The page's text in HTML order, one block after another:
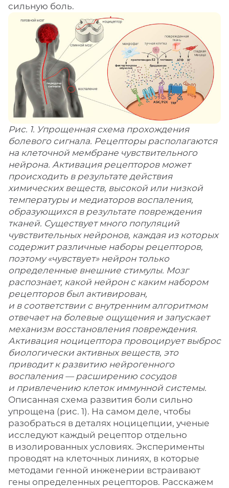
сильную боль.
Рис. 1. Упрощенная схема прохождения
болевого сигнала. Рецепторы располагаются
на клеточной мембране чувствительного
нейрона. Активация рецепторов может
происходить в результате действия
химических веществ, высокой или низкой
температуры и медиаторов воспаления,
образующихся в результате повреждения
тканей. Существует много популяций
чувствительных нейронов, каждая из которых
содержит различные наборы рецепторов,
поэтому «чувствует» нейрон только
определенные внешние стимулы. Мозг
распознает, какой нейрон с каким набором
рецепторов был активирован,
и в соответствии с внутренним алгоритмом
отвечает на болевые ощущения и запускает
механизм восстановления повреждения.
Активация ноцицептора провоцирует выброс
биологически активных веществ, это
приводит к развитию нейрогенного
воспаления — расширению сосудов
и привлечению клеток иммунной системы.
Описанная схема развития боли сильно
упрощена (рис. 1). На самом деле, чтобы
разобраться в деталях ноцицепции, ученые
исследуют каждый рецептор отдельно
в изолированных условиях. Эксперименты
проводят на клеточных линиях, в которые
методами генной инженерии встраивают
гены определенных рецепторов. Расскажем